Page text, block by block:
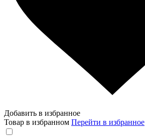
Добавить в избранное
Товар в избранном Перейти в избранное